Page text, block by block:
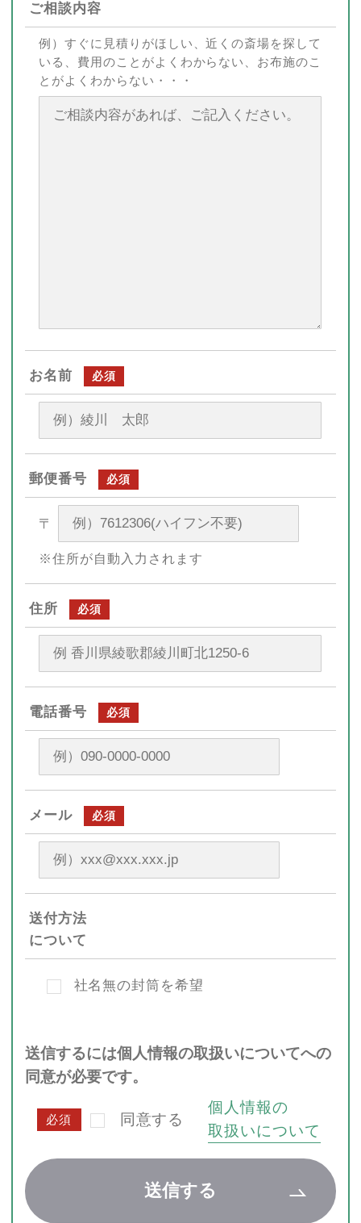
ご相談内容
例）すぐに見積りがほしい、近くの斎場を探して
いる、費用のことがよくわからない、お布施のこ
とがよくわからない・・・
お名前 必須
郵便番号 必須
〒
※住所が自動入力されます
住所 必須
電話番号 必須
メール 必須
送付方法
について
社名無の封筒を希望
送信するには個人情報の取扱いについてへの
同意が必要です。
必須 同意する
個人情報の
取扱いについて